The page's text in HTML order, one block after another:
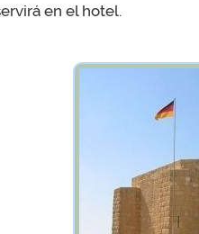
en el hotel.